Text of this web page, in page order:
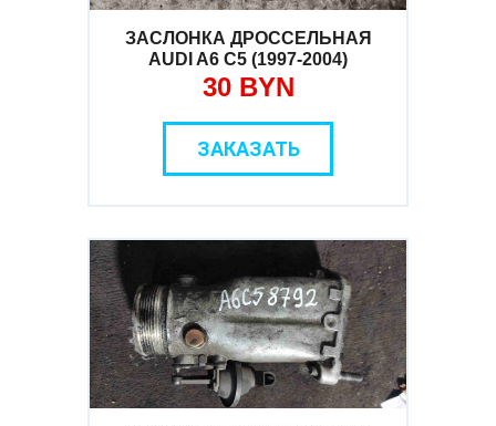
ЗАСЛОНКА ДРОССЕЛЬНАЯ
AUDI A6 C5 (1997-2004)
30 BYN
ЗАКАЗАТЬ